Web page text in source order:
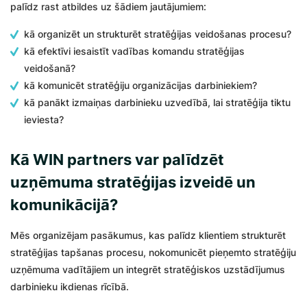
palīdz rast atbildes uz šādiem jautājumiem:
kā organizēt un strukturēt stratēģijas veidošanas procesu?
kā efektīvi iesaistīt vadības komandu stratēģijas
veidošanā?
kā komunicēt stratēģiju organizācijas darbiniekiem?
kā panākt izmaiņas darbinieku uzvedībā, lai stratēģija tiktu
ieviesta?
Kā WIN partners var palīdzēt
uzņēmuma stratēģijas izveidē un
komunikācijā?
Mēs organizējam pasākumus, kas palīdz klientiem strukturēt
stratēģijas tapšanas procesu, nokomunicēt pieņemto stratēģiju
uzņēmuma vadītājiem un integrēt stratēģiskos uzstādījumus
darbinieku ikdienas rīcībā.